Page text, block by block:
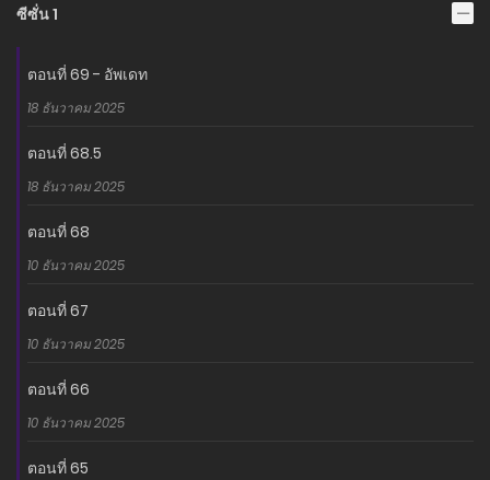
ซีซั่น 1
ตอนที่ 69 - อัพเดท
18 ธันวาคม 2025
ตอนที่ 68.5
18 ธันวาคม 2025
ตอนที่ 68
10 ธันวาคม 2025
ตอนที่ 67
10 ธันวาคม 2025
ตอนที่ 66
10 ธันวาคม 2025
ตอนที่ 65